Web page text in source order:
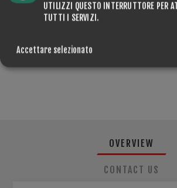
CONDIVIDERE:
OVERVIEW
CONTACT US
UTILIZZI QUESTO INTERRUTTORE PER
TUTTI I SERVIZI.
Accettare selezionato